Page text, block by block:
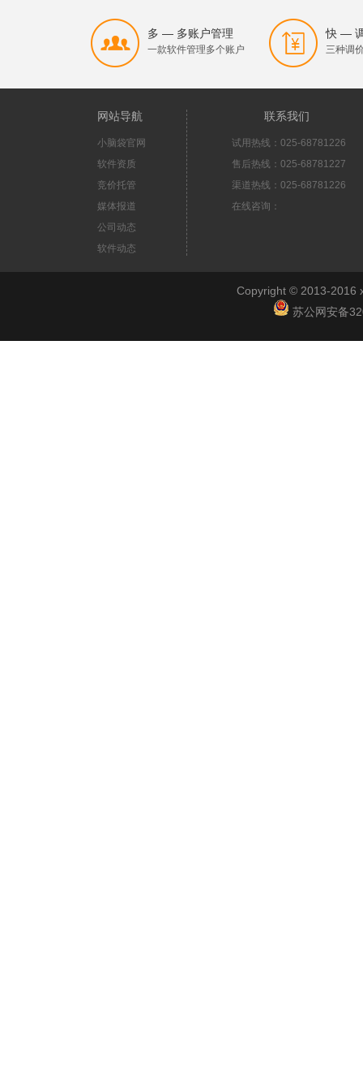
多 — 多账户管理
一款软件管理多个账户
快 —
三种调
网站导航
小脑袋官网
软件资质
竞价托管
媒体报道
公司动态
软件动态
联系我们
试用热线：025-68781226
售后热线：025-68781227
渠道热线：025-68781226
在线咨询：
Copyright © 2013-2016
苏公网安备